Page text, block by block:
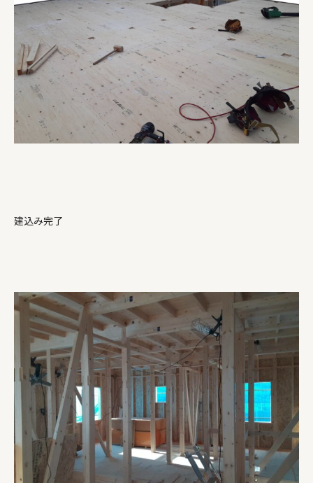
建込み完了